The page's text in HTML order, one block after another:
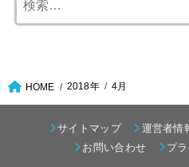
HOME 2018年 4月
サイトマップ
運営者情
お問い合わせ
プ